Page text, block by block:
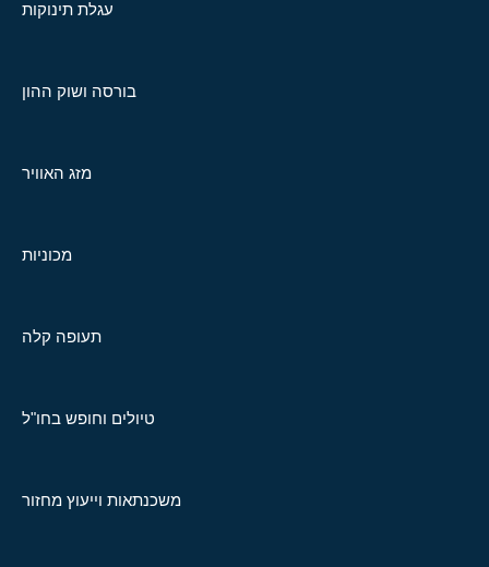
עגלת תינוקות
בורסה ושוק ההון
מזג האוויר
מכוניות
תעופה קלה
טיולים וחופש בחו"ל
משכנתאות וייעוץ מחזור